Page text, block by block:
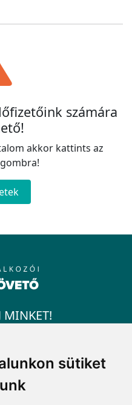
sütiket
számára
akkor kattints az
MINKET!